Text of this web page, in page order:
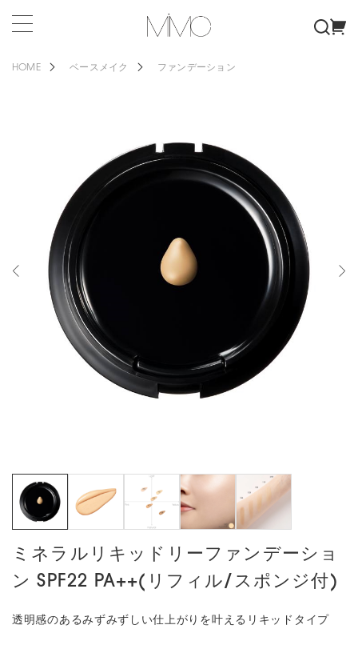
HOME ベースメイク ファンデーション
ミネラルリキッドリーファンデーショ
ン SPF22 PA++(リフィル/スポンジ付)
透明感のあるみずみずしい仕上がりを叶えるリキッドタイプ